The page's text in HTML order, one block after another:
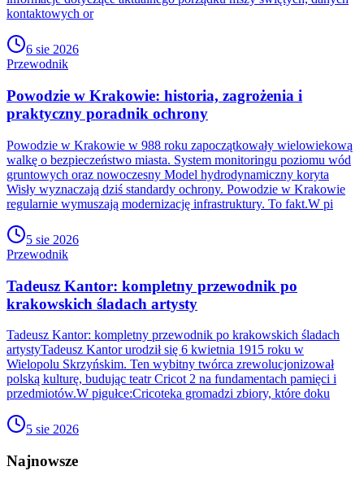
kontaktowych or
6 sie 2026
Przewodnik
Powodzie w Krakowie: historia, zagrożenia i
praktyczny poradnik ochrony
Powodzie w Krakowie w 988 roku zapoczątkowały wielowiekową
walkę o bezpieczeństwo miasta. System monitoringu poziomu wód
gruntowych oraz nowoczesny Model hydrodynamiczny koryta
Wisły wyznaczają dziś standardy ochrony. Powodzie w Krakowie
regularnie wymuszają modernizację infrastruktury. To fakt.W pi
5 sie 2026
Przewodnik
Tadeusz Kantor: kompletny przewodnik po
krakowskich śladach artysty
Tadeusz Kantor: kompletny przewodnik po krakowskich śladach
artystyTadeusz Kantor urodził się 6 kwietnia 1915 roku w
Wielopolu Skrzyńskim. Ten wybitny twórca zrewolucjonizował
polską kulturę, budując teatr Cricot 2 na fundamentach pamięci i
przedmiotów.W pigułce:Cricoteka gromadzi zbiory, które doku
5 sie 2026
Najnowsze